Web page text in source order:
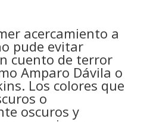
acercamiento a
pude evitar
cuento de terror
Amparo Dávila o
Los colores que
o
oscuros y